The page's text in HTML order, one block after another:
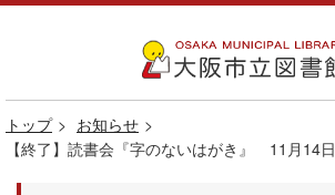
トップ
お知らせ
【終了】読書会『字のないはがき』 11月14日